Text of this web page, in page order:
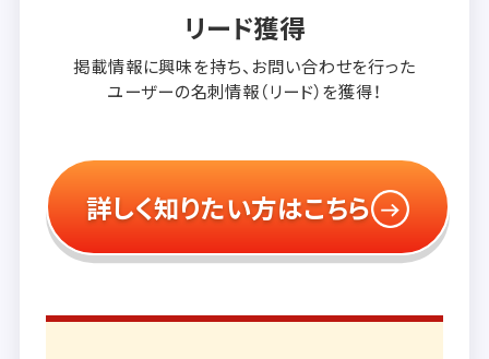
リード獲得
掲載情報に興味を持ち、 お問い合わせを行った
ユーザーの名刺情報（リード）を獲得！
詳しく知りたい方はこちら